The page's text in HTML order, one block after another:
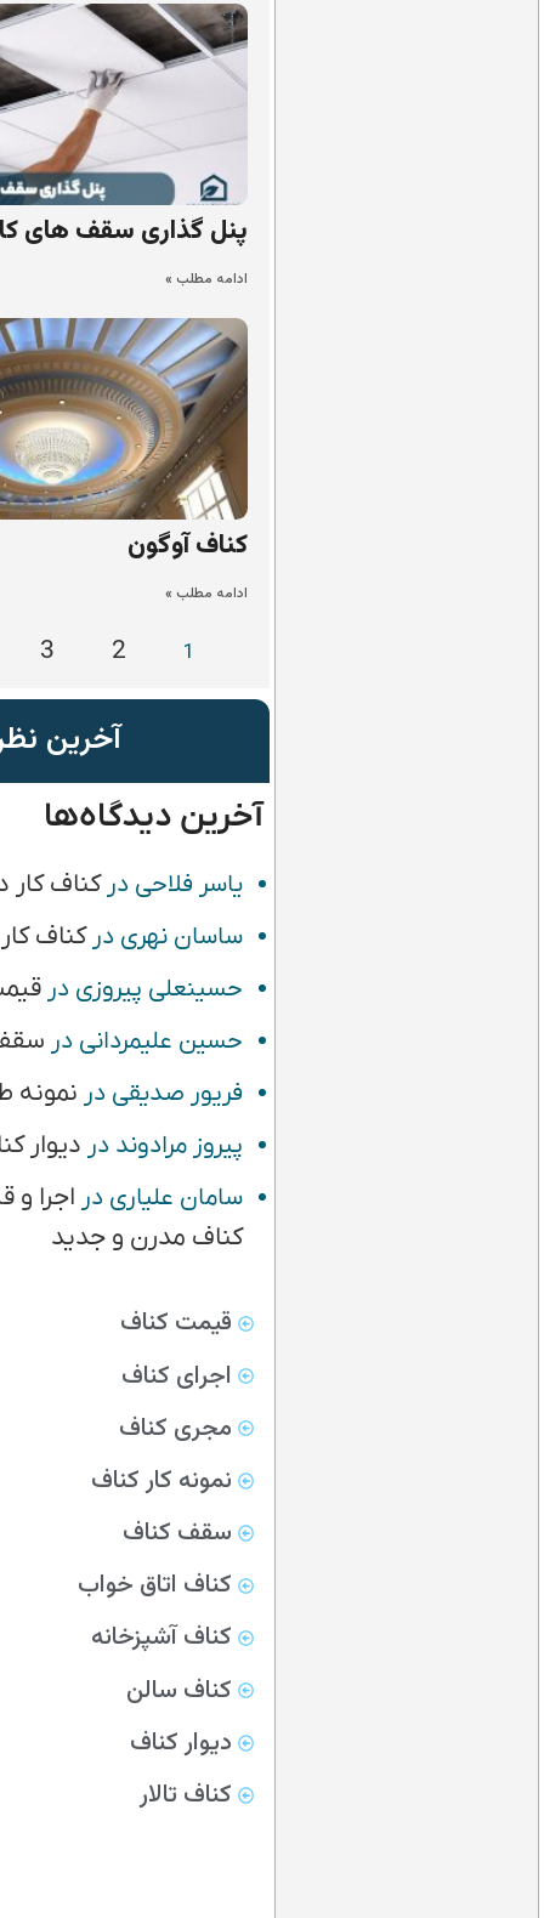
پنل گذاری سقف های
ادامه مطلب »
کناف آوگون
ادامه مطلب »
1
2
3
آخرین
آخرین دیدگاه‌ها
یاسر فلاحی درکناف کار
ساسان نهری درکناف کار
حسینعلی پیروزی در
حسین علیمردانی در
فریور صدیقی در نمونه
پیروز مرادوند در دیوار
سامان علیاری در اجرا
کناف مدرن و جدید
قیمت کناف
اجرای کناف
مجری کناف
نمونه کار کناف
سقف کناف
کناف اتاق خواب
کناف آشپزخانه
کناف سالن
دیوار کناف
کناف تالار